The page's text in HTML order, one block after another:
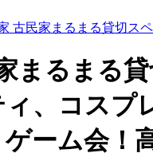
古民家まるまる貸切ス
まるまる
、コスプ
ーム会！